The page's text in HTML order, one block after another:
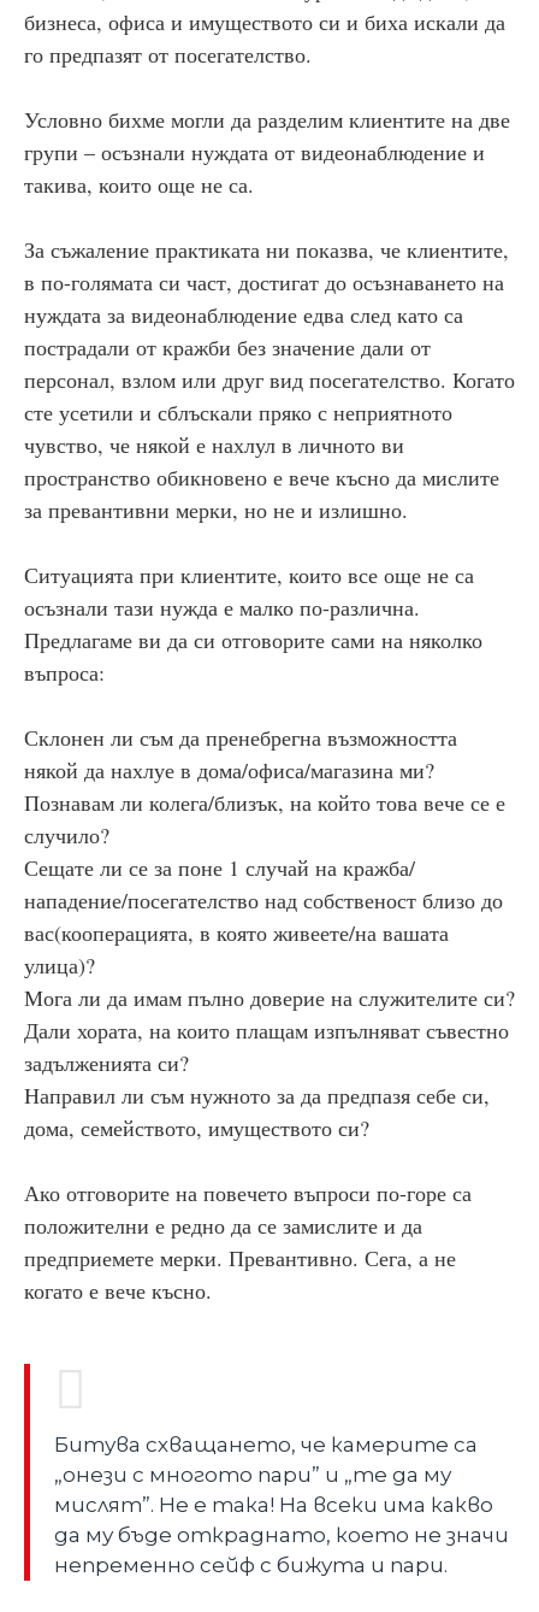
бизнеса, офиса и имуществото си и биха искали да
го предпазят от посегателство.
Условно бихме могли да разделим клиентите на две
групи – осъзнали нуждата от видеонаблюдение и
такива, които още не са.
За съжаление практиката ни показва, че клиентите,
в по-голямата си част, достигат до осъзнаването на
нуждата за видеонаблюдение едва след като са
пострадали от кражби без значение дали от
персонал, взлом или друг вид посегателство. Когато
сте усетили и сблъскали пряко с неприятното
чувство, че някой е нахлул в личното ви
пространство обикновено е вече късно да мислите
за превантивни мерки, но не и излишно.
Ситуацията при клиентите, които все още не са
осъзнали тази нужда е малко по-различна.
Предлагаме ви да си отговорите сами на няколко
въпроса:
Склонен ли съм да пренебрегна възможността
някой да нахлуе в дома/офиса/магазина ми?
Познавам ли колега/близък, на който това вече се е
случило?
Сещате ли се за поне 1 случай на кражба/
нападение/посегателство над собственост близо до
вас(кооперацията, в която живеете/на вашата
улица)?
Мога ли да имам пълно доверие на служителите си?
Дали хората, на които плащам изпълняват съвестно
задълженията си?
Направил ли съм нужното за да предпазя себе си,
дома, семейството, имуществото си?
Ако отговорите на повечето въпроси по-горе са
положителни е редно да се замислите и да
предприемете мерки. Превантивно. Сега, а не
когато е вече късно.
Битува схващането, че камерите са
„онези с многото пари” и „те да му
мислят”. Не е така! На всеки има какво
да му бъде откраднато, което не значи
непременно сейф с бижута и пари.